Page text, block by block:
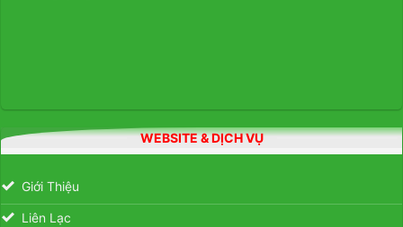
WEBSITE & DỊCH VỤ
Giới Thiệu
Liên Lạc